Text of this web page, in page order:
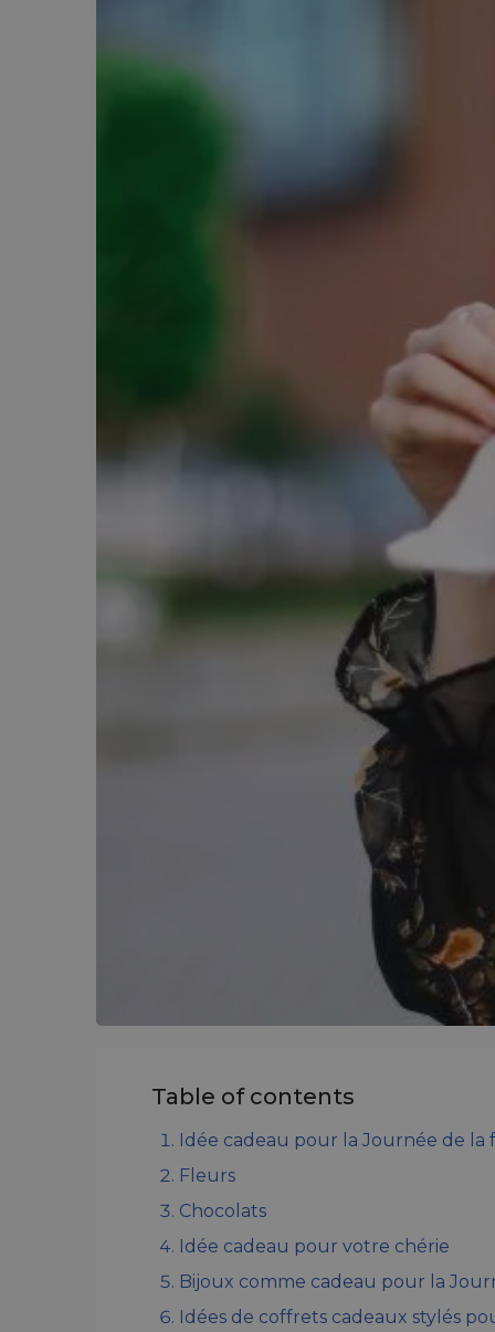
Table of contents
Idée cadeau pour la Journée de la
Fleurs
Chocolats
Idée cadeau pour votre chérie
Bijoux comme cadeau pour la
Idées de coffrets cadeaux stylés